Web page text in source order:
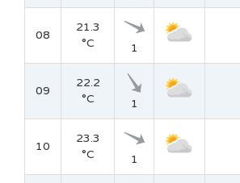
08
21.3
°C
1
09
22.2
°C
1
10
23.3
°C
1